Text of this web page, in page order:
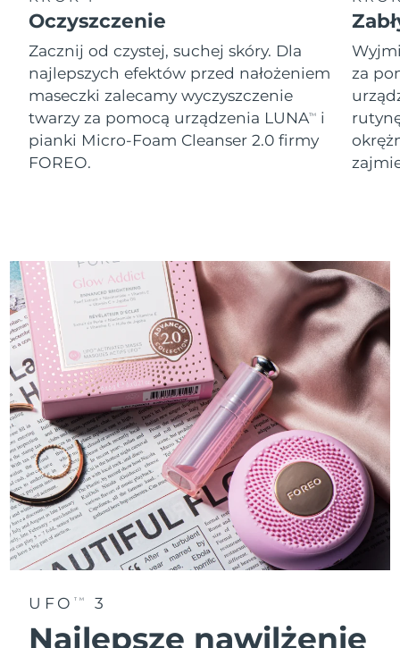
Oczyszczenie
Zacznij od czystej, suchej skóry. Dla
najlepszych efektów przed nałożeniem
maseczki zalecamy wyczyszczenie
twarzy za pomocą urządzenia LUNATM
i
pianki Micro-Foam Cleanser 2.0 firmy
FOREO.
za
UFO TM 3
Najlepsze nawilżenie
Słowenia
8/9/26
Republika
Południowej Afryki
Oczekiwany czas dostawy
8/17/26
Korea Południowa
Oczekiwany czas dostawy
8/11/26
Szwecja
Oczekiwany czas dostawy
8/9/26
Szwajcaria
Oczekiwany czas dostawy
8/9/26
Tajwan
Oczekiwany czas dostawy
8/14/26
Tajlandia
Oczekiwany czas dostawy
8/13/26
Turcja
Oczekiwany czas dostawy
8/10/26
Zjednoczone Emiraty
Arabskie
Oczekiwany czas dostawy
8/10/26
Wielka Brytania
Oczekiwany czas dostawy